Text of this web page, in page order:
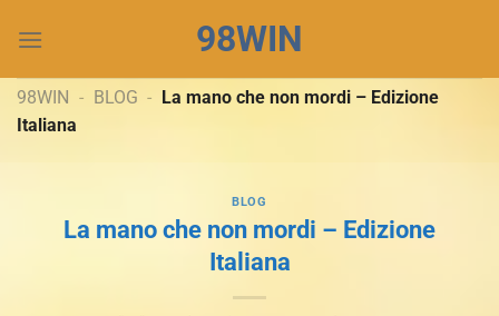
đến
dung
98WIN
98WIN - BLOG - La mano che non mordi – Edizione
Italiana
BLOG
La mano che non mordi – Edizione
Italiana